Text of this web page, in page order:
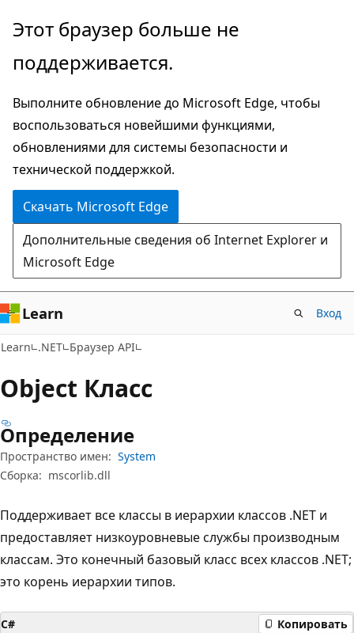
Пропустить
перейти
основному
содержимому
Переход
навигации
странице
Этот браузер больше не
поддерживается.
Выполните обновление до Microsoft Edge, чтобы
воспользоваться новейшими функциями,
обновлениями для системы безопасности и
технической поддержкой.
Скачать Microsoft Edge
Дополнительные сведения об Internet Explorer и
Microsoft Edge
Learn Вход
Learn .NET Браузер API
Object Класс
Определение
Пространство имен: System
Сборка: mscorlib.dll
Поддерживает все классы в иерархии классов .NET и
предоставляет низкоуровневые службы производным
классам. Это конечный базовый класс всех классов .NET;
это корень иерархии типов.
C# Копировать